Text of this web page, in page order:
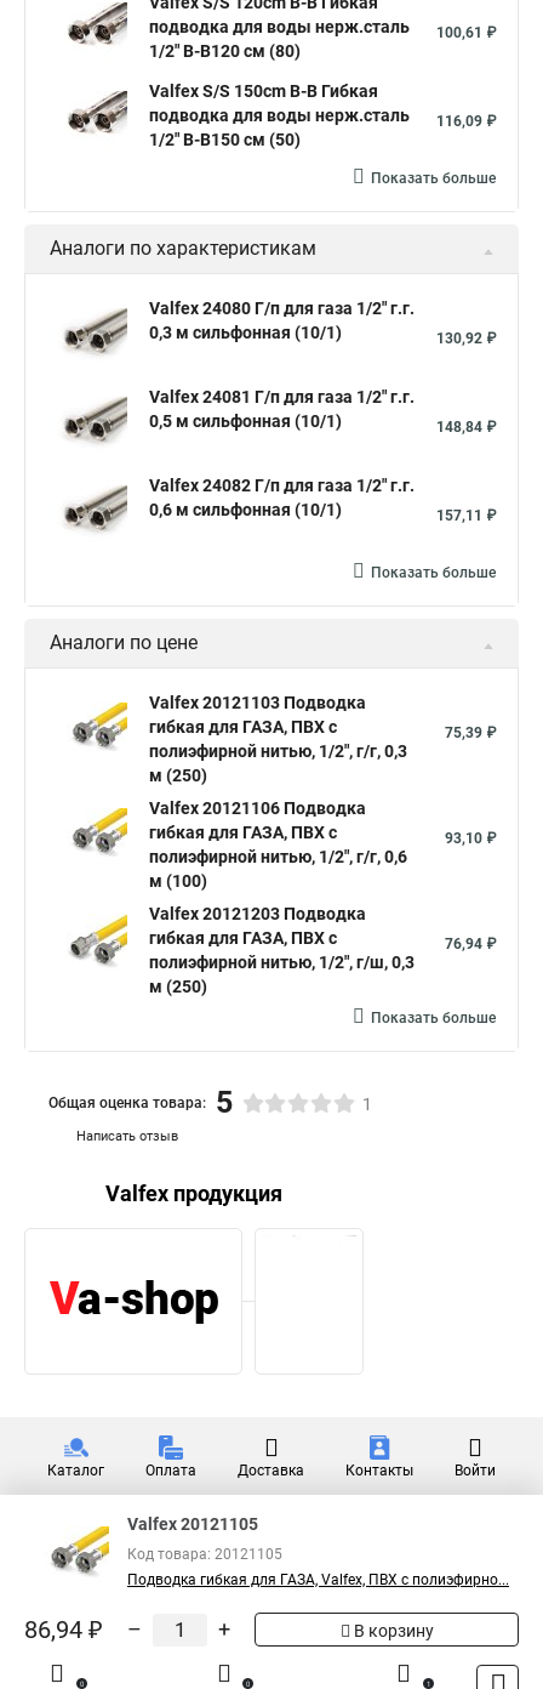
подводка для воды нерж.сталь
1/2" В-В120 см (80)
100,61 ₽
Valfex S/S 150сm В-В Гибкая
подводка для воды нерж.сталь
1/2" В-В150 см (50)
116,09 ₽
Показать больше
Аналоги по характеристикам
Valfex 24080 Г/п для газа 1/2" г.г.
0,3 м сильфонная (10/1)
130,92 ₽
Valfex 24081 Г/п для газа 1/2" г.г.
0,5 м сильфонная (10/1)
148,84 ₽
Valfex 24082 Г/п для газа 1/2" г.г.
0,6 м сильфонная (10/1)
157,11 ₽
Показать больше
Аналоги по цене
Valfex 20121103 Подводка
гибкая для ГАЗА, ПВХ с
полиэфирной нитью, 1/2", г/г, 0,3
м (250)
75,39 ₽
Valfex 20121106 Подводка
гибкая для ГАЗА, ПВХ с
полиэфирной нитью, 1/2", г/г, 0,6
м (100)
93,10 ₽
Valfex 20121203 Подводка
гибкая для ГАЗА, ПВХ с
полиэфирной нитью, 1/2", г/ш, 0,3
м (250)
76,94 ₽
Показать больше
Написать отзыв
Общая оценка товара: 5 1
Valfex продукция
Каталог Оплата Доставка Контакты Войти
Valfex 20121105
Код товара: 20121105
Подводка гибкая для ГАЗА, Valfex, ПВХ с полиэфирно...
86,94 ₽ – + В корзину
0 0 1